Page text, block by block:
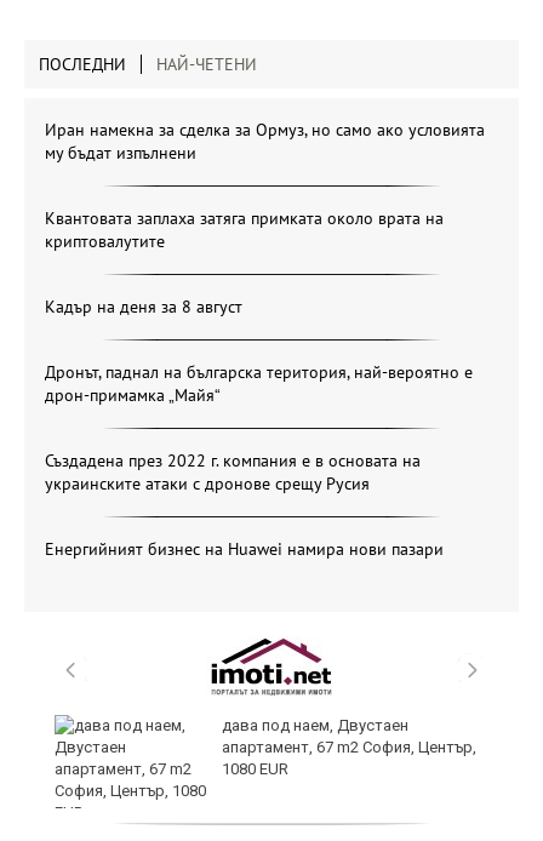
ПОСЛЕДНИ НАЙ-ЧЕТЕНИ
Иран намекна за сделка за Ормуз, но само ако условията
му бъдат изпълнени
Квантовата заплаха затяга примката около врата на
криптовалутите
Кадър на деня за 8 август
Дронът, паднал на българска територия, най-вероятно е
дрон-примамка „Майя“
Създадена през 2022 г. компания е в основата на
украинските атаки с дронове срещу Русия
Енергийният бизнес на Huawei намира нови пазари
дава под наем, Двустаен
апартамент, 67 m2 София, Център,
1080 EUR